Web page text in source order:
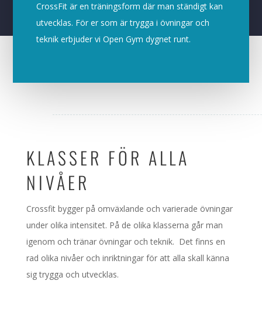
CrossFit är en träningsform där man ständigt kan
utvecklas. För er som är trygga i övningar och
teknik erbjuder vi Open Gym dygnet runt.
KLASSER FÖR ALLA
NIVÅER
Crossfit bygger på omväxlande och varierade övningar
under olika intensitet. På de olika klasserna går man
igenom och tränar övningar och teknik. Det finns en
rad olika nivåer och inriktningar för att alla skall känna
sig trygga och utvecklas.